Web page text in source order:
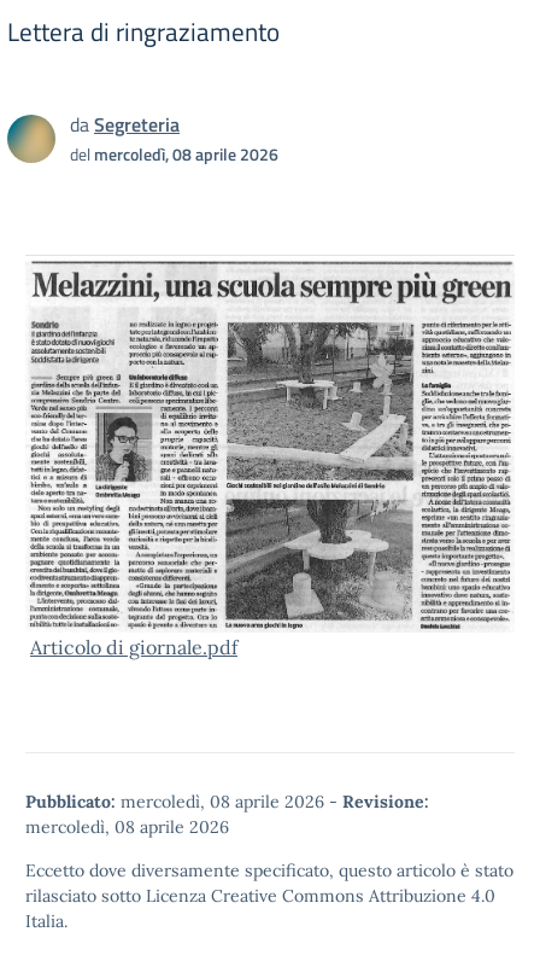
Lettera di ringraziamento
daSegreteria
delmercoledì, 08 aprile 2026
Articolo di giornale.pdf
Pubblicato: mercoledì, 08 aprile 2026 - Revisione:
mercoledì, 08 aprile 2026
Eccetto dove diversamente specificato, questo articolo è stato
rilasciato sotto Licenza Creative Commons Attribuzione 4.0
Italia.